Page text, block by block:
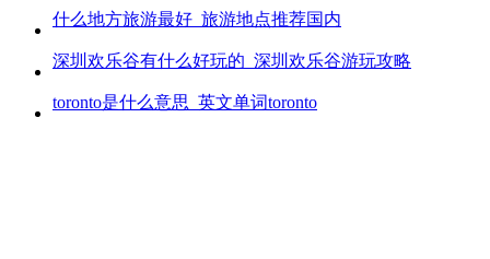
什么地方旅游最好_旅游地点推荐国内
深圳欢乐谷有什么好玩的_深圳欢乐谷游玩攻略
toronto是什么意思_英文单词toronto